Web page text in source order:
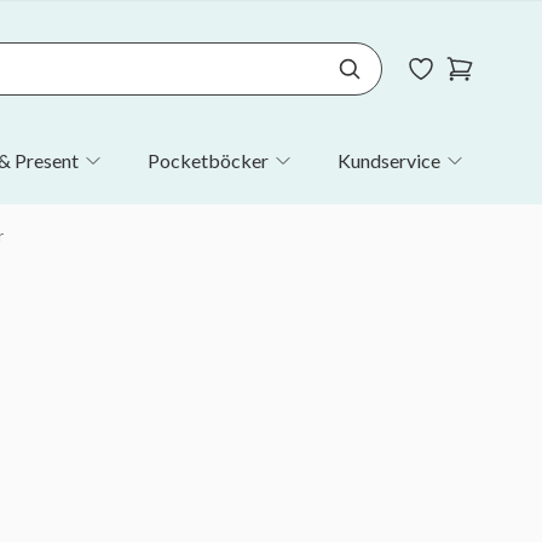
Present Pocketböcker Kundservice